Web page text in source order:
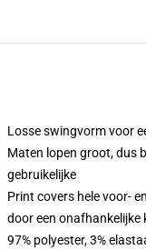
Losse swingvorm voor
Maten lopen groot, dus
gebruikelijke
Print covers hele voor-
door een onafhankelijke
97% polyester, 3%